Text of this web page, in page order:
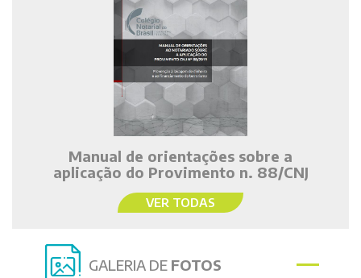
Manual de orientações sobre a
aplicação do Provimento n. 88/CNJ
VER TODAS
GALERIA DE FOTOS